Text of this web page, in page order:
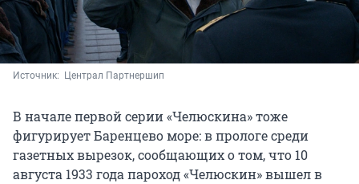
Источник: Централ Партнершип
В начале первой серии «Челюскина» тоже
фигурирует Баренцево море: в прологе среди
газетных вырезок, сообщающих о том, что 10
августа 1933 года пароход «Челюскин» вышел в